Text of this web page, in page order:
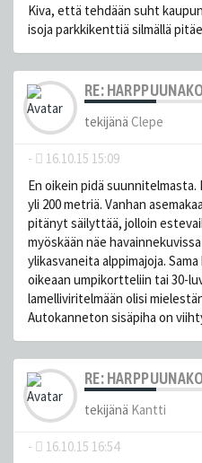
Kiva, että tehdään suht
isoja parkkikenttiä silmällä
RE:
tekijänä Clepe
- 16.10.15 15:09
En oikein pidä
yli 200 metriä. Vanhan
pitänyt säilyttää, jolloin
myöskään näe
ylikasvaneita alppimajoja.
oikeaan umpikortteliin tai 30-
lamelliviritelmään olisi
Autokanneton sisäpiha on
RE:
tekijänä Kantti
- 16.10.15 16:54